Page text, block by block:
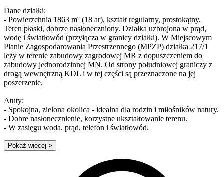
Dane działki:
- Powierzchnia 1863 m² (18 ar), kształt regularny, prostokątny.
Teren płaski, dobrze nasłoneczniony. Działka uzbrojona w prąd,
wodę i światłowód (przyłącza w granicy działki). W Miejscowym
Planie Zagospodarowania Przestrzennego (MPZP) działka 217/1
leży w terenie zabudowy zagrodowej MR z dopuszczeniem do
zabudowy jednorodzinnej MN. Od strony południowej graniczy z
drogą wewnętrzną KDL i w tej części są przeznaczone na jej
poszerzenie.
Atuty:
- Spokojna, zielona okolica - idealna dla rodzin i miłośników natury.
- Dobre nasłonecznienie, korzystne ukształtowanie terenu.
- W zasięgu woda, prąd, telefon i światłowód.
Pokaż więcej >